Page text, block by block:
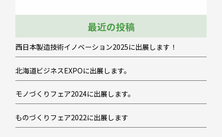
最近の投稿
西日本製造技術イノベーション2025に出展します！
北海道ビジネスEXPOに出展します。
モノづくりフェア2024に出展します。
ものづくりフェア2022に出展します